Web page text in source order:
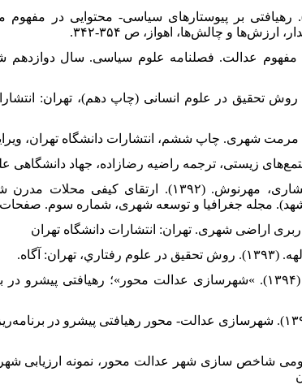
حاجی پور، خلیل و خلیلی، احمد. (۱۳۸۷). رهیافتی بر پیوستارهای سیاسی-
و چالش‌ها، اهواز، ص ۳۵۴-۳۴۲.
(۱۳۸۸). تحول تاریخی مفهوم عدالت. فصلنامه علوم سیاسی. سال
(۱۳۸۹). مقدمه‌ای بر روش تحقيق در علوم انسانی (چاپ دهم)،
۲۰. رحیم رهنما، محمد، روشنی، پریسا و افشاری، مهرنوش.
مجله جغرافیا و توسعه شهری، شماره سوم. صفحات ۲۷-۴۵
۲۳. سعیدی رضوانی، هادی و نوریان، فرشاد. (۱۳۹۴). »شهرسازی عدالت محور»؛
۲۴. سعیدی رضوانی، هادی، نوریان، فرشاد. (۱۳۹۴). شهرسازی عدالت- محور رهیافتی
هادی. (۱۳۹۱). تبیین مفهومی شاخص سازی شهر عدالت محور، نمونه